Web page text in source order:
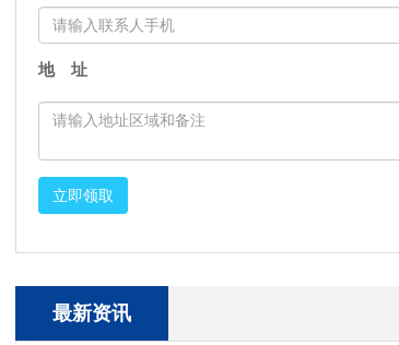
地 址
立即领取
最新资讯